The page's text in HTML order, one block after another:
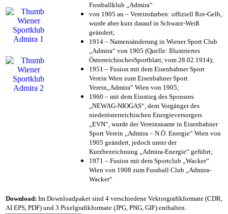
Fussballklub „Admira“
von 1905 an – Vereinsfarben: offiziell Rot-Gelb,
wurde aber kurz darauf in Schwarz-Weiß
geändert;
1914 – Namensänderung in Wiener Sport Club
„Admira“ von 1905 (Quelle: Illustriertes
ÖsterreichischesSportblatt, vom 28.02.1914);
1951 – Fusion mit dem Eisenbahner Sport
Verein Wien zum Eisenbahner Sport
Verein„Admira“ Wien von 1905;
1960 – mit dem Einstieg des Sponsors
„NEWAG-NIOGAS“, dem Vorgänger des
niederösterreichischen Energieversorgers
„EVN“, wurde der Vereinsname in Eisenbahner
Sport Verein „Admira – N.Ö. Energie“ Wien von
1905 geändert, jedoch unter der
Kurzbezeichnung „Admira-Energie“ geführt;
1971 – Fusion mit dem Sportclub „Wacker“
Wien von 1908 zum Fussball Club „Admira-
Wacker“
Download: Im Downloadpaket sind 4 verschiedene Vektorgrafikformate (CDR,
AI EPS, PDF) und 3 Pixelgrafikformate (JPG, PNG, GIF) enthalten.